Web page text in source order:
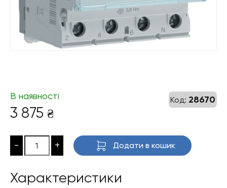
Код: 28670
В наявності
3 875 ₴
- + Додати в кошик
Характеристики